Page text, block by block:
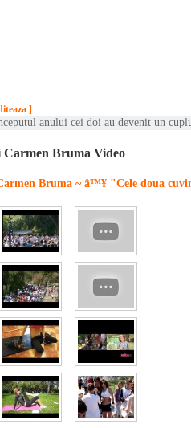
]
anului cei doi au devenit un
Carmen Bruma Video
Bruma ~ â™¥ "Cele doua